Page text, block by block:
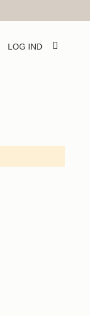
LOG IND